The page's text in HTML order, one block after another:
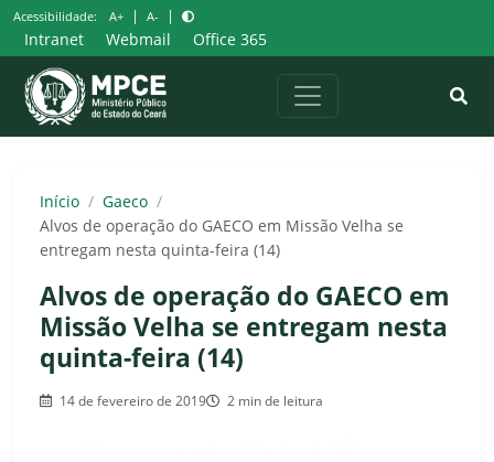
Pular
para
o
conteúdo
Acessibilidade: A+ | A- |
Intranet Webmail Office 365
Início / Gaeco /
Alvos de operação do GAECO em Missão Velha se
entregam nesta quinta-feira (14)
Alvos de operação do GAECO em
Missão Velha se entregam nesta
quinta-feira (14)
14 de fevereiro de 2019 2 min de leitura